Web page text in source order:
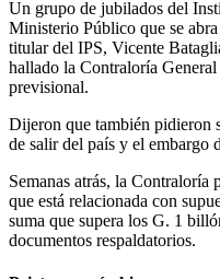
Un grupo de jubilados del
Ministerio Público que se
titular del IPS, Vicente
hallado la Contraloría
previsional.
Dijeron que también pidieron
de salir del país y el embargo
Semanas atrás, la Contraloría
que está relacionada con
suma que supera los G. 1
documentos respaldatorios.